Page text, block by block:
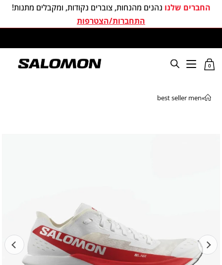
החברים שלנו נהנים מהנחות, צוברים נקודות, ומקבלים מתנות!
התחברות/הצטרפות
0
»
best seller men